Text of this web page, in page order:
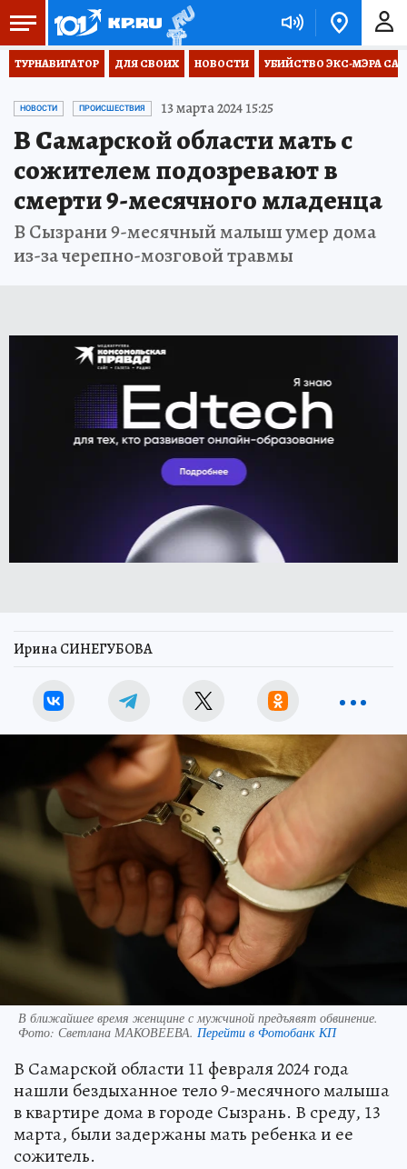
ТУРНАВИГАТОР ДЛЯ СВОИХ НОВОСТИ УБИЙСТВО ЭКС-МЭРА
НОВОСТИ ПРОИСШЕСТВИЯ 13 марта 2024 15:25
В Самарской области мать с
сожителем подозревают в
смерти 9-месячного младенца
В Сызрани 9-месячный малыш умер дома
из-за черепно-мозговой травмы
Ирина СИНЕГУБОВА
В ближайшее время женщине с мужчиной предъявят обвинение.
Фото: Светлана МАКОВЕЕВА. Перейти в Фотобанк КП
В Самарской области 11 февраля 2024 года
нашли бездыханное тело 9-месячного малыша
в квартире дома в городе Сызрань. В среду, 13
марта, были задержаны мать ребенка и ее
сожитель.